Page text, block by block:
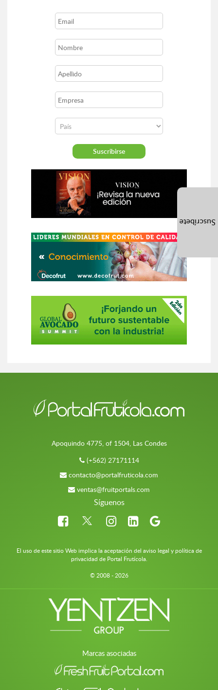
Apoquindo 4775, of 1504, Las Condes
(+562) 27171114
contacto@portalfruticola.com
ventas@fruitportals.com
Síguenos
El uso de este sitio Web implica la aceptación del aviso legal y política de
privacidad de Portal Frutícola.
© 2008 - 2026
Marcas asociadas
Suscríbete